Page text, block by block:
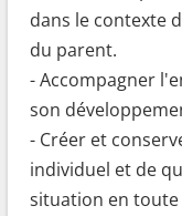
dans le contexte
du parent.
- Accompagner
son
- Créer et
individuel et de
situation en toute